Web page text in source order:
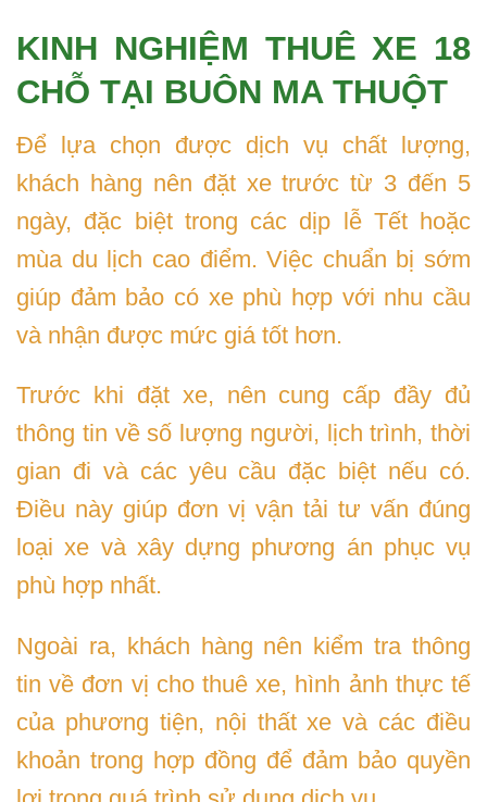
KINH NGHIỆM THUÊ XE 18
CHỖ TẠI BUÔN MA THUỘT
Để lựa chọn được dịch vụ chất lượng,
khách hàng nên đặt xe trước từ 3 đến 5
ngày, đặc biệt trong các dịp lễ Tết hoặc
mùa du lịch cao điểm. Việc chuẩn bị sớm
giúp đảm bảo có xe phù hợp với nhu cầu
và nhận được mức giá tốt hơn.
Trước khi đặt xe, nên cung cấp đầy đủ
thông tin về số lượng người, lịch trình, thời
gian đi và các yêu cầu đặc biệt nếu có.
Điều này giúp đơn vị vận tải tư vấn đúng
loại xe và xây dựng phương án phục vụ
phù hợp nhất.
Ngoài ra, khách hàng nên kiểm tra thông
tin về đơn vị cho thuê xe, hình ảnh thực tế
của phương tiện, nội thất xe và các điều
khoản trong hợp đồng để đảm bảo quyền